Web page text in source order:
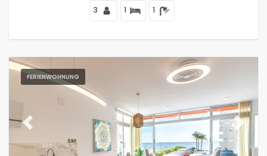
Entfernungen
Dienste
3 1 1
FERIENWOHNUNG
Previous Next